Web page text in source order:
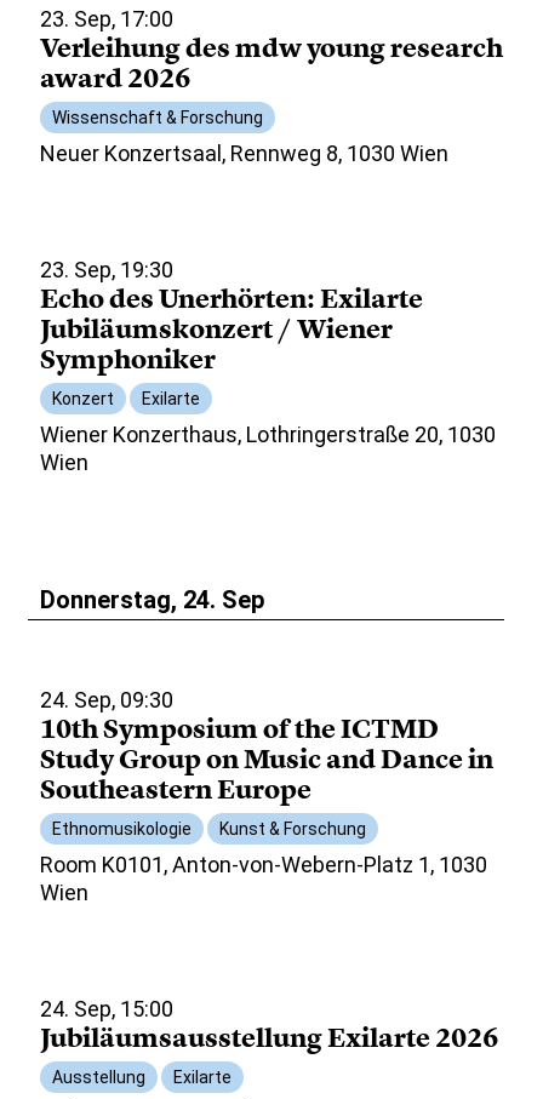
23. Sep, 17:00
Verleihung des mdw young research
award 2026
Wissenschaft & Forschung
Neuer Konzertsaal, Rennweg 8, 1030 Wien
23. Sep, 19:30
Echo des Unerhörten: Exilarte
Jubiläumskonzert / Wiener
Symphoniker
Konzert Exilarte
Wiener Konzerthaus, Lothringerstraße 20, 1030
Wien
Donnerstag, 24. Sep
24. Sep, 09:30
10th Symposium of the ICTMD
Study Group on Music and Dance in
Southeastern Europe
Ethnomusikologie Kunst & Forschung
Room K0101, Anton-von-Webern-Platz 1, 1030
Wien
24. Sep, 15:00
Jubiläumsausstellung Exilarte 2026
Ausstellung Exilarte